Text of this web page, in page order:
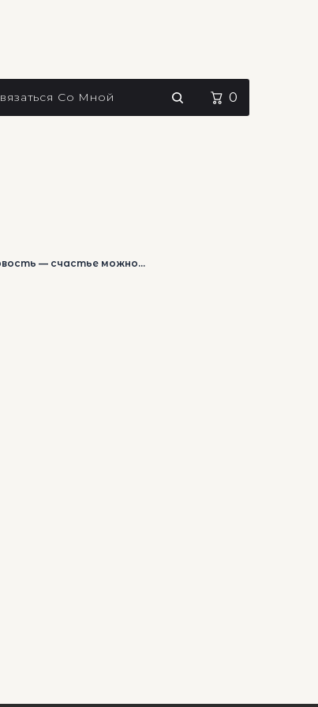
Со Мной 0
— счастье можно...